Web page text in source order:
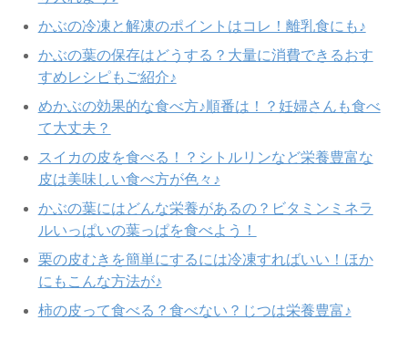
かぶの冷凍と解凍のポイントはコレ！離乳食にも♪
かぶの葉の保存はどうする？大量に消費できるおす
すめレシピもご紹介♪
めかぶの効果的な食べ方♪順番は！？妊婦さんも食べ
て大丈夫？
スイカの皮を食べる！？シトルリンなど栄養豊富な
皮は美味しい食べ方が色々♪
かぶの葉にはどんな栄養があるの？ビタミンミネラ
ルいっぱいの葉っぱを食べよう！
栗の皮むきを簡単にするには冷凍すればいい！ほか
にもこんな方法が♪
柿の皮って食べる？食べない？じつは栄養豊富♪